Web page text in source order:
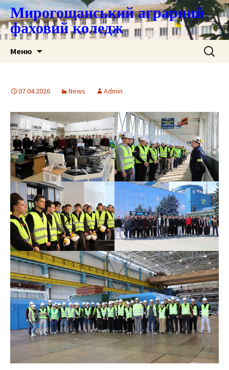
Мирогощанський аграрний
фаховий коледж
Меню Пошук:
07.04.2026 News Admin